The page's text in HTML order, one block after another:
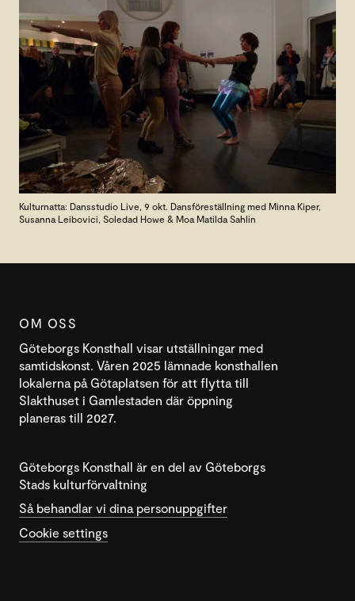
Kulturnatta: Dansstudio Live, 9 okt. Dansföreställning med Minna Kiper,
Susanna Leibovici, Soledad Howe & Moa Matilda Sahlin
OM OSS
Göteborgs Konsthall visar utställningar med
samtidskonst. Våren 2025 lämnade konsthallen
lokalerna på Götaplatsen för att flytta till
Slakthuset i Gamlestaden där öppning
planeras till 2027.
Göteborgs Konsthall är en del av Göteborgs
Stads kulturförvaltning
Så behandlar vi dina personuppgifter
Cookie settings